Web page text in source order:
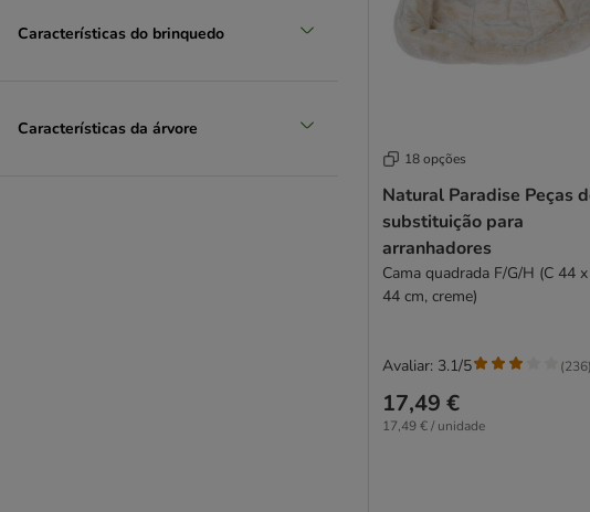
Características do brinquedo
Características da árvore
18 opções
Natural Paradise Peças
substituição para
arranhadores
Cama quadrada F/G/H (C 44
44 cm, creme)
17,49 €
17,49 € / unidade
Avaliar: 3.1/5 (236)